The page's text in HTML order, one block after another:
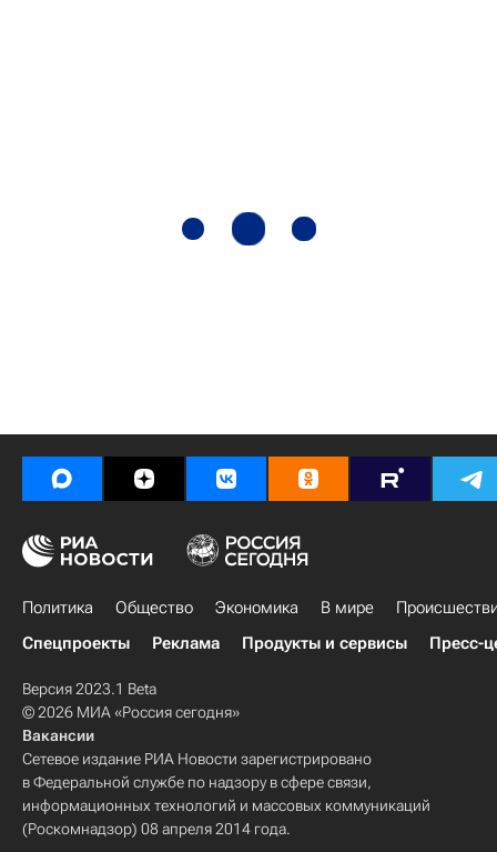
Политика Общество Экономика В мире
Спецпроекты
Реклама Продукты и сервисы Пресс-
Версия 2023.1 Beta
© 2026 МИА «Россия сегодня»
Вакансии
Сетевое издание РИА Новости зарегистрировано
в Федеральной службе по надзору в сфере связи,
информационных технологий и массовых коммуникаций
(Роскомнадзор) 08 апреля 2014 года.